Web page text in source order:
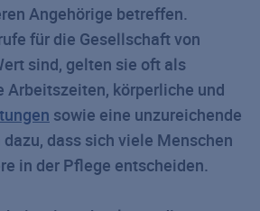
Angehörige betreffen.
für die Gesellschaft von
sind, gelten sie oft als
Arbeitszeiten, körperliche und
sowie eine unzureichende
dass sich viele Menschen
in der Pflege entscheiden.